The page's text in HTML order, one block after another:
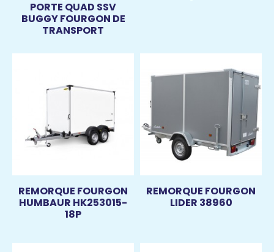
PORTE QUAD SSV
BUGGY FOURGON DE
TRANSPORT
REMORQUE FOURGON
HUMBAUR HK253015-
18P
REMORQUE FOURGON
LIDER 38960